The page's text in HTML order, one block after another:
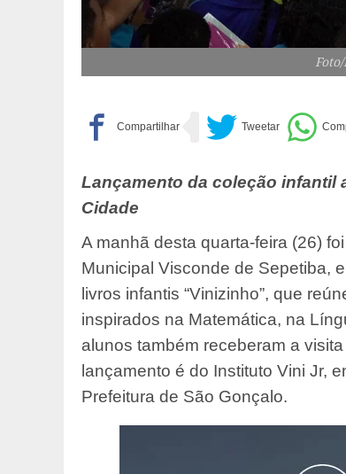
Lançamento da coleção infantil
Cidade
A manhã desta quarta-feira (26)
Municipal Visconde de Sepetiba,
livros infantis “Vinizinho”, que
inspirados na Matemática, na
alunos também receberam a
lançamento é do Instituto Vini Jr,
Prefeitura de São Gonçalo.